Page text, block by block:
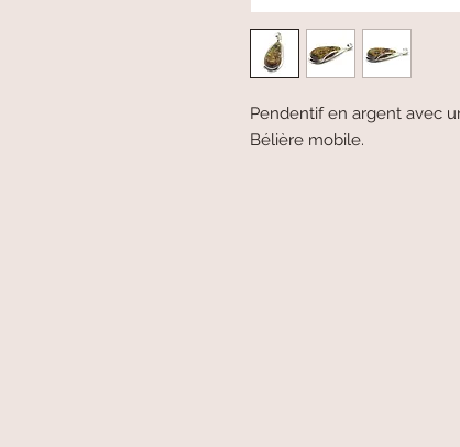
Pendentif en argent avec
Bélière mobile.